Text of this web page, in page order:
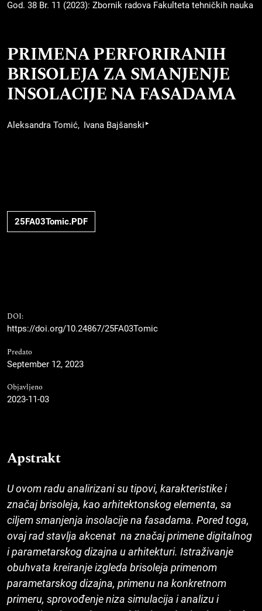
God. 38 Br. 11 (2023): Zbornik radova Fakulteta tehničkih nauka
PRIMENA PERFORIRANIH
BRISOLEJA ZA SMANJENJE
INSOLACIJE NA FASADAMA
Aleksandra Tomić Ivana Bajšanski ▸
25FA03Tomic.PDF
DOI:
https://doi.org/10.24867/25FA03Tomic
Predato
September 12, 2023
Objavljeno
2023-11-03
Apstrakt
U ovom radu analirizani su tipovi, karakteristike i
značaj brisoleja, kao arhitektonskog elementa, sa
ciljem smanjenja insolacije na fasadama. Pored toga,
ovaj rad stavlja akcenat na značaj primene digitalnog
i parametarskog dizajna u arhitekturi. Istraživanje
obuhvata kreiranje izgleda brisoleja primenom
parametarskog dizajna, primenu na konkretnom
primeru, sprovođenje niza simulacija i analizu i